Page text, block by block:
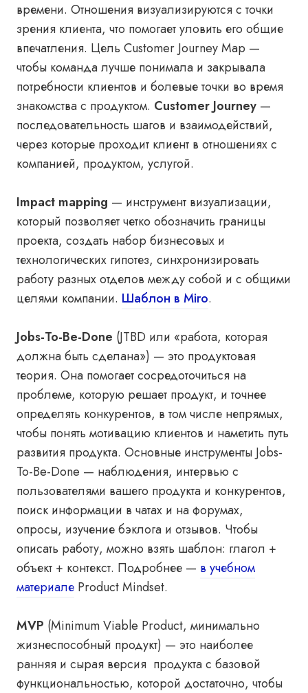
времени. Отношения визуализируются с точки
зрения клиента, что помогает уловить его общие
впечатления. Цель Customer Journey Map —
чтобы команда лучше понимала и закрывала
потребности клиентов и болевые точки во время
знакомства с продуктом. Customer Journey —
последовательность шагов и взаимодействий,
через которые проходит клиент в отношениях с
компанией, продуктом, услугой.
Impact mapping — инструмент визуализации,
который позволяет четко обозначить границы
проекта, создать набор бизнесовых и
технологических гипотез, синхронизировать
работу разных отделов между собой и с общими
целями компании. Шаблон в Miro.
Jobs-To-Be-Done (JTBD или «работа, которая
должна быть сделана») — это продуктовая
теория. Она помогает сосредоточиться на
проблеме, которую решает продукт, и точнее
определять конкурентов, в том числе непрямых,
чтобы понять мотивацию клиентов и наметить путь
развития продукта. Основные инструменты Jobs-
To-Be-Done — наблюдения, интервью с
пользователями вашего продукта и конкурентов,
поиск информации в чатах и на форумах,
опросы, изучение бэклога и отзывов. Чтобы
описать работу, можно взять шаблон: глагол +
объект + контекст. Подробнее — в учебном
материале Product Mindset.
MVP (Minimum Viable Product, минимально
жизнеспособный продукт) — это наиболее
ранняя и сырая версия продукта с базовой
функциональностью, которой достаточно, чтобы